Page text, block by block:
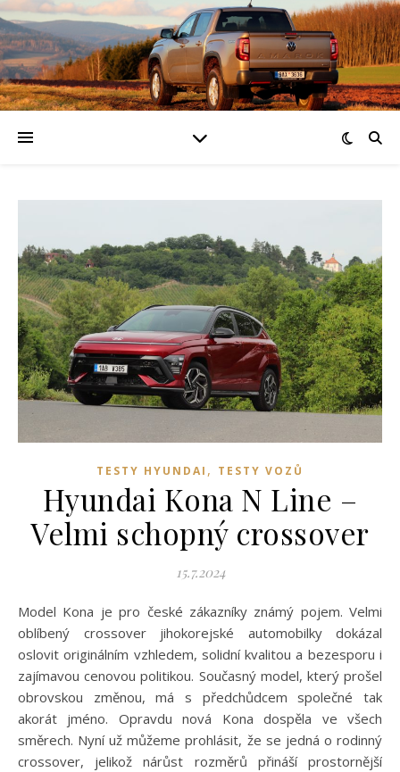
TESTY HYUNDAI , TESTY VOZŮ
Hyundai Kona N Line –
Velmi schopný crossover
15.7.2024
Model Kona je pro české zákazníky známý pojem. Velmi
oblíbený crossover jihokorejské automobilky dokázal
oslovit originálním vzhledem, solidní kvalitou a bezesporu i
zajímavou cenovou politikou. Současný model, který prošel
obrovskou změnou, má s předchůdcem společné tak
akorát jméno. Opravdu nová Kona dospěla ve všech
směrech. Nyní už můžeme prohlásit, že se jedná o rodinný
crossover, jelikož nárůst rozměrů přináší prostornější